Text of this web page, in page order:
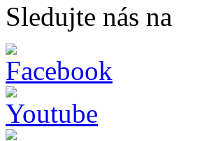
Sledujte nás na